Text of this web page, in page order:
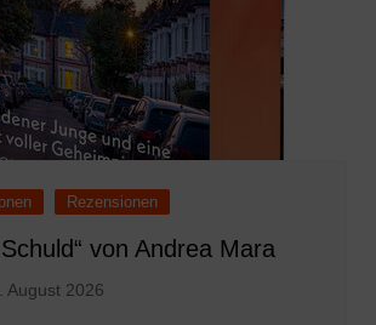
Rezensionen
von Andrea Mara
August 2026